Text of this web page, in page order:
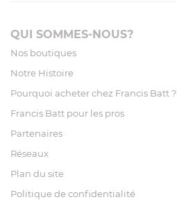
QUI SOMMES-NOUS?
Nos boutiques
Notre Histoire
Pourquoi acheter chez Francis Batt ?
Francis Batt pour les pros
Partenaires
Réseaux
Plan du site
Politique de confidentialité